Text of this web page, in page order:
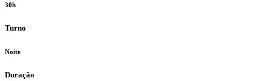
30h
Turno
Noite
Duração